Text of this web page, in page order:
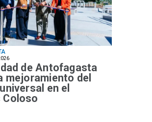
de Antofagasta
mejoramiento del
en el
Coloso